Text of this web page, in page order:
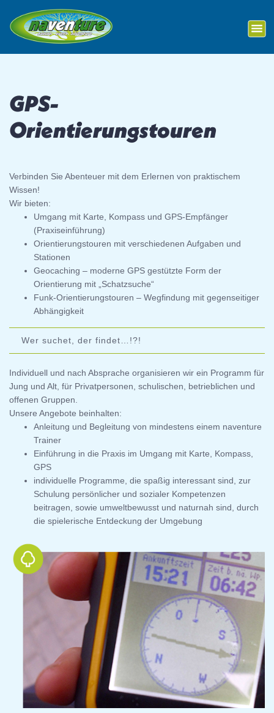
Outdoor-Events
GPS-
Orientierungstouren
Verbinden Sie Abenteuer mit dem Erlernen von praktischem
Wissen!
Wir bieten:
Umgang mit Karte, Kompass und GPS-Empfänger
(Praxiseinführung)
Orientierungstouren mit verschiedenen Aufgaben und
Stationen
Geocaching – moderne GPS gestützte Form der
Orientierung mit „Schatzsuche“
Funk-Orientierungstouren – Wegfindung mit gegenseitiger
Abhängigkeit
Wer suchet, der findet…!?!
Individuell und nach Absprache organisieren wir ein Programm für
Jung und Alt, für Privatpersonen, schulischen, betrieblichen und
offenen Gruppen.
Unsere Angebote beinhalten:
Anleitung und Begleitung von mindestens einem naventure
Trainer
Einführung in die Praxis im Umgang mit Karte, Kompass,
GPS
individuelle Programme, die spaßig interessant sind, zur
Schulung persönlicher und sozialer Kompetenzen
beitragen, sowie umweltbewusst und naturnah sind, durch
die spielerische Entdeckung der Umgebung